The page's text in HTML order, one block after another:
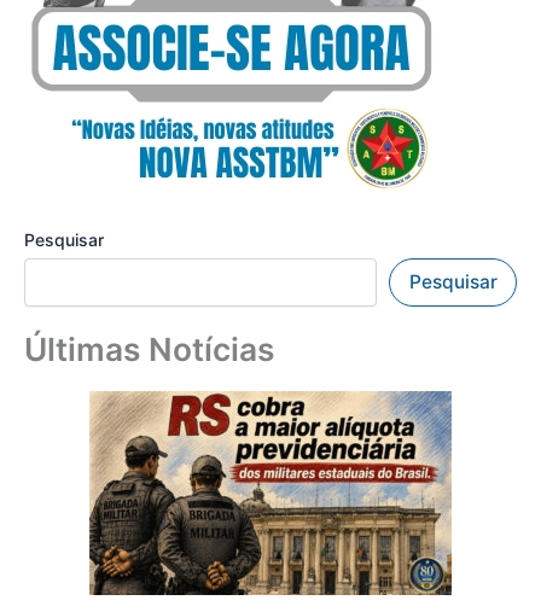
Pesquisar
Pesquisar
Últimas Notícias